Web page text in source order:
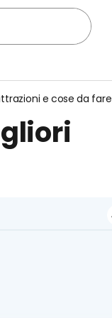
e cose da fare